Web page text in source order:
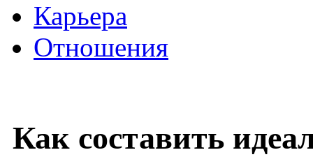
Карьера
Отношения
Как составить